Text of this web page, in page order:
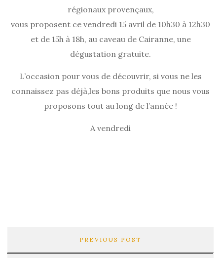
régionaux provençaux,
vous proposent ce vendredi 15 avril de 10h30 à 12h30
et de 15h à 18h, au caveau de Cairanne, une
dégustation gratuite.
L’occasion pour vous de découvrir, si vous ne les
connaissez pas déjà,les bons produits que nous vous
proposons tout au long de l’année !
A vendredi
PREVIOUS POST